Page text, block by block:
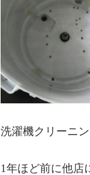
洗濯機クリーニ
1年ほど前に他店